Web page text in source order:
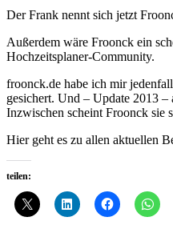
Der Frank nennt sich jetzt
Außerdem wäre Froonck ein
Hochzeitsplaner-Community.
froonck.de habe ich mir
gesichert. Und – Update 2013 –
Inzwischen scheint Froonck sie
Hier geht es zu allen aktuellen
teilen: